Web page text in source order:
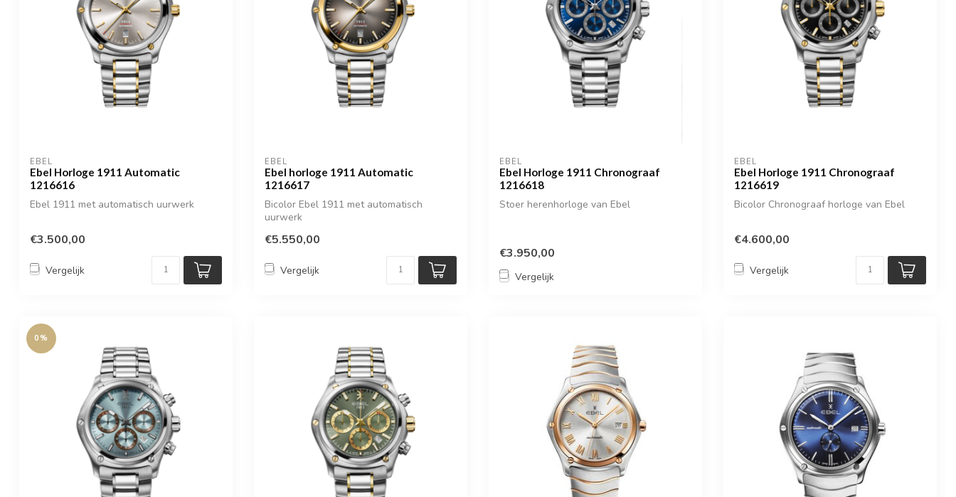
EBEL
Ebel Horloge 1911 Automatic
1216616
Ebel 1911 met automatisch uurwerk
€3.500,00
Vergelijk
EBEL
Ebel horloge 1911 Automatic
1216617
Bicolor Ebel 1911 met automatisch
uurwerk
€5.550,00
Vergelijk
EBEL
Ebel Horloge 1911 Chronograaf
1216618
Stoer herenhorloge van Ebel
€3.950,00
Vergelijk
EBEL
Ebel Horloge 1911 Chronograaf
1216619
Bicolor Chronograaf horloge van Ebel
€4.600,00
Vergelijk
0%